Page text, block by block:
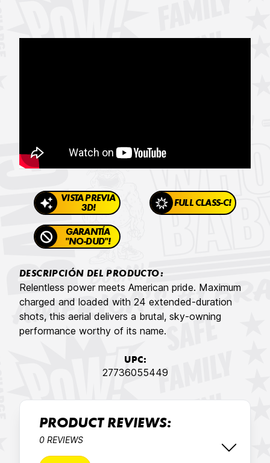
VISTA PREVIA
3D!
FULL CLASS-C!
GARANTÍA
"NO-DUD"!
DESCRIPCIÓN DEL PRODUCTO:
Relentless power meets American pride. Maximum
charged and loaded with 24 extended-duration
shots, this aerial delivers a brutal, sky-owning
performance worthy of its name.
UPC:
27736055449
PRODUCT REVIEWS:
0 REVIEWS